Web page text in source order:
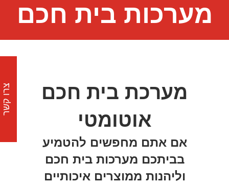
מערכות בית חכם
מערכת בית חכם
אוטומטי
אם אתם מחפשים להטמיע
בביתכם מערכות בית חכם
וליהנות ממוצרים איכותיים
צרו קשר